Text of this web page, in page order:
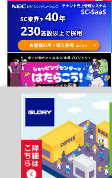
個人情